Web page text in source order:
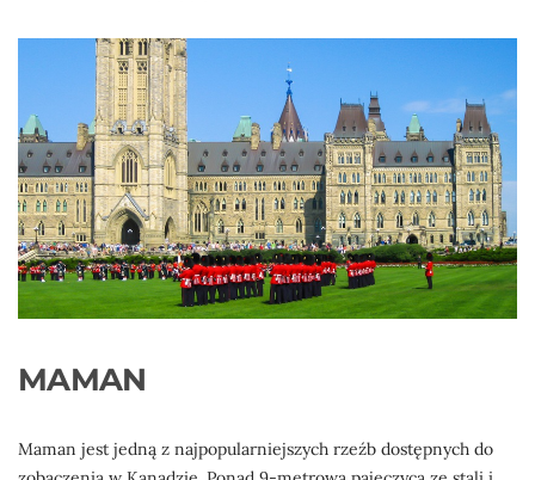
MAMAN
Maman jest jedną z najpopularniejszych rzeźb dostępnych do